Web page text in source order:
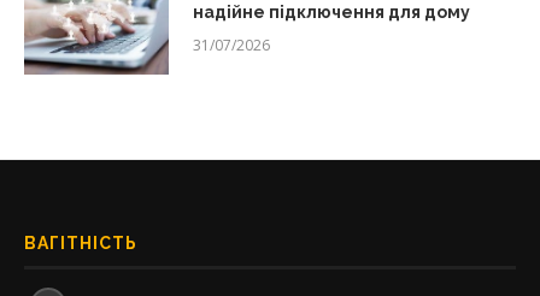
надійне підключення для дому
31/07/2026
ВАГІТНІСТЬ